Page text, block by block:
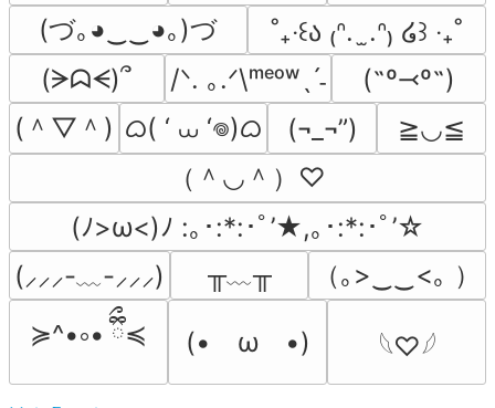
(づ｡◕‿‿◕｡)づ
˚₊‧꒰ა ₍ᐢ.  ̫.ᐢ₎ ໒꒱ ‧₊˚
(ᗒᗣᗕ)՞
/ᐠ. ｡.ᐟ\ᵐᵉᵒʷˎˊ˗
(˶º⤙º˶)
(＾▽＾) ᜊ( ‘ ⩊ ‘𖦹)ᜊ (¬_¬”)
≧◡≦
（＾◡＾）♡
(ﾉ>ω<)ﾉ :｡･:*:･ﾟ’★,｡･:*:･ﾟ’☆
(⸝⸝⸝-﹏-⸝⸝⸝)
╥﹏╥
（｡>‿‿<｡ ）
≽^•༚• ྀིྀ≼
(•　ω　•) 𓆩♡𓆪